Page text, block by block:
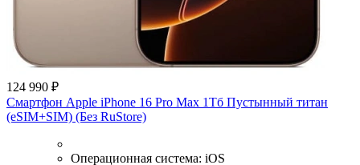
124 990 ₽
Смартфон Apple iPhone 16 Pro Max 1Тб Пустынный титан
(eSIM+SIM) (Без RuStore)
Операционная система: iOS